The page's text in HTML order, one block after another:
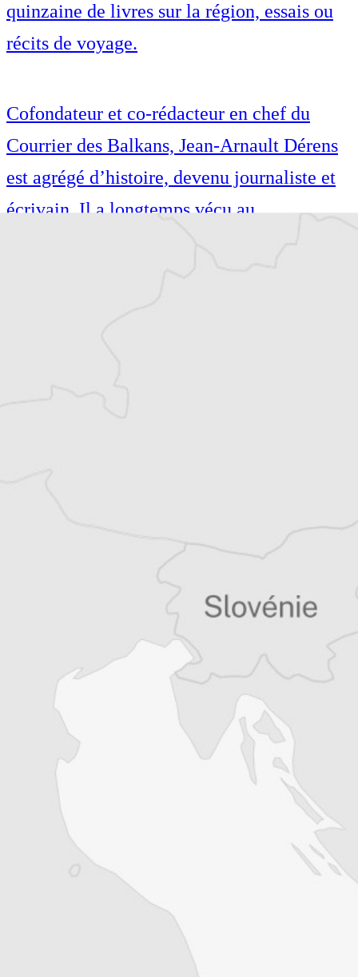
quinzaine de livres sur la région, essais ou
récits de voyage.
Cofondateur et co-rédacteur en chef du
Courrier des Balkans, Jean-Arnault Dérens
est agrégé d’histoire, devenu journaliste et
écrivain. Il a longtemps vécu au